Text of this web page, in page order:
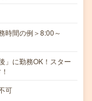
時間の例＞8:00～
に勤務OK！スター
可